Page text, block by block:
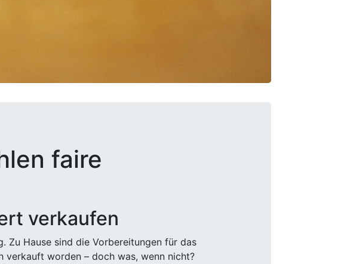
faire
verkaufen
Zu Hause sind die Vorbereitungen für das
worden – doch was, wenn nicht?